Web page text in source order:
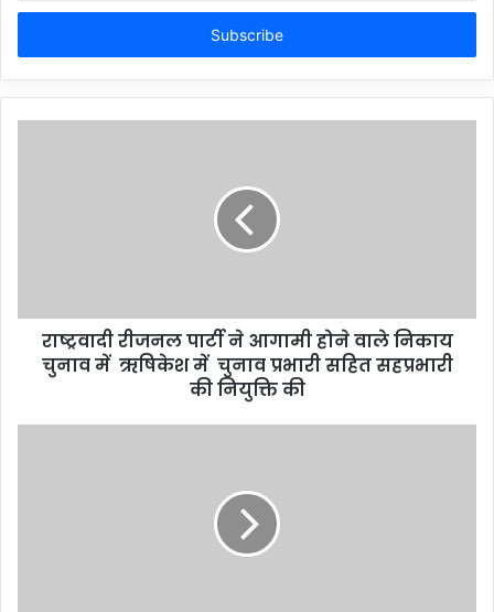
Email
राष्ट्रवादी रीजनल पार्टी ने आगामी होने वाले निकाय
चुनाव में ऋषिकेश में चुनाव प्रभारी सहित सहप्रभारी
की नियुक्ति की